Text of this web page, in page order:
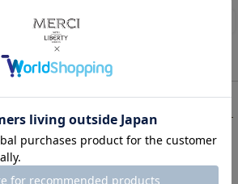
らの商品もチェックしています！
FABRICS リバティプリント イタリア製タ
ーン生地<br>＜Employees' Picnic＞(エンプロイ
・ピクニック)【パープル】《2025SS RETOLD
ANNIVERSARY COLLECTION》3635156-
(税込)